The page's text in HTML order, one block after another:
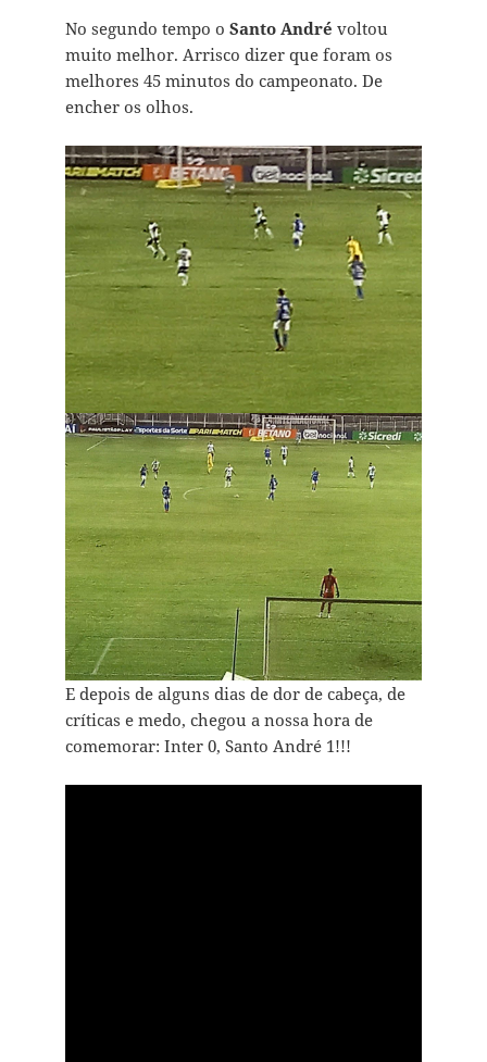
No segundo tempo o Santo André voltou
muito melhor. Arrisco dizer que foram os
melhores 45 minutos do campeonato. De
encher os olhos.
E depois de alguns dias de dor de cabeça, de
críticas e medo, chegou a nossa hora de
comemorar: Inter 0, Santo André 1!!!